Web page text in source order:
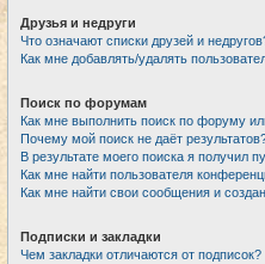
Друзья и недруги
Что означают списки друзей и
Как мне добавлять/удалять
Поиск по форумам
Как мне выполнить поиск по форуму
Почему мой поиск не даёт
В результате моего поиска я получил
Как мне найти пользователя
Как мне найти свои сообщения и
Подписки и закладки
Чем закладки отличаются от подписок?